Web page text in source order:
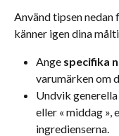
Använd tipsen
känner igen dina
Ange specifika
varumärken om
Undvik generella
eller « middag
ingredienserna.